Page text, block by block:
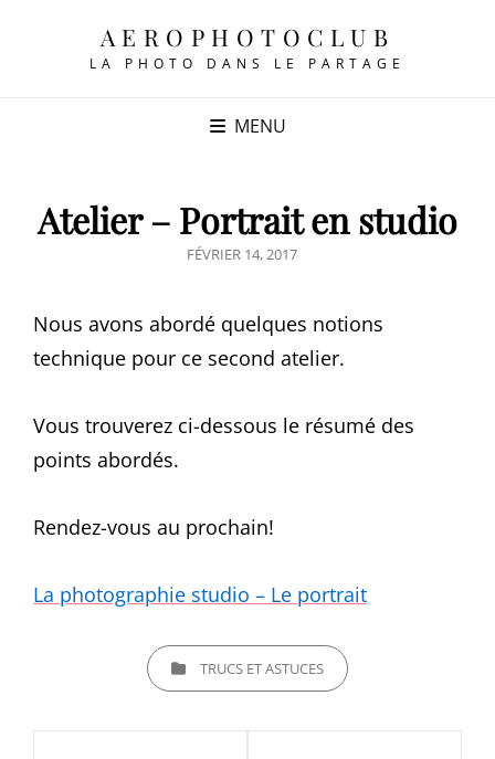
AEROPHOTOCLUB
LA PHOTO DANS LE PARTAGE
MENU
Atelier – Portrait en studio
POSTED
FÉVRIER 14, 2017
Nous avons abordé quelques notions
technique pour ce second atelier.
Vous trouverez ci-dessous le résumé des
points abordés.
Rendez-vous au prochain!
La photographie studio – Le portrait
CATEGORIESTRUCS ET ASTUCES